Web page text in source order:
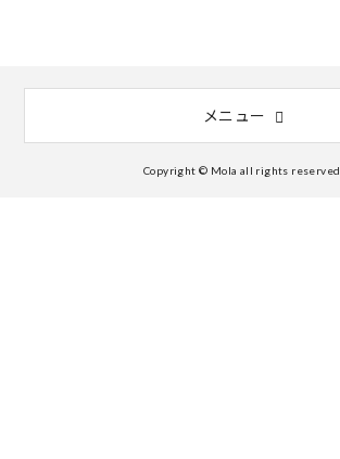
メニュー
Copyright © Mola all rights reserved.